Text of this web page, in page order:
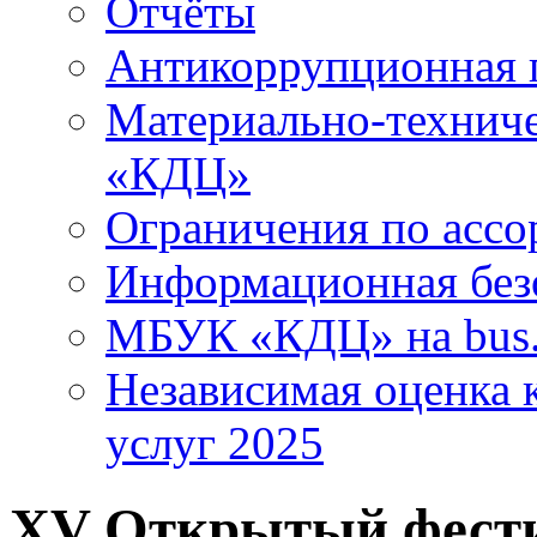
Отчёты
Антикоррупционная
Материально-
«КДЦ»
Ограничения по
Информационная
МБУК «КДЦ» на
Независимая оценка
услуг 2025